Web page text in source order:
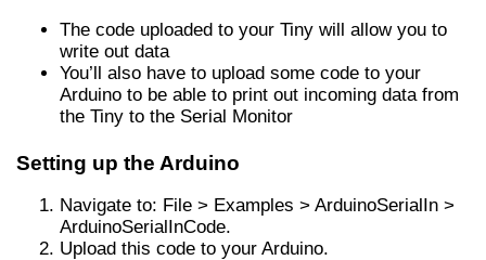
The code uploaded to your Tiny will allow you to
write out data
You’ll also have to upload some code to your
Arduino to be able to print out incoming data from
the Tiny to the Serial Monitor
Setting up the Arduino
Navigate to: File > Examples > ArduinoSerialIn >
ArduinoSerialInCode.
Upload this code to your Arduino.